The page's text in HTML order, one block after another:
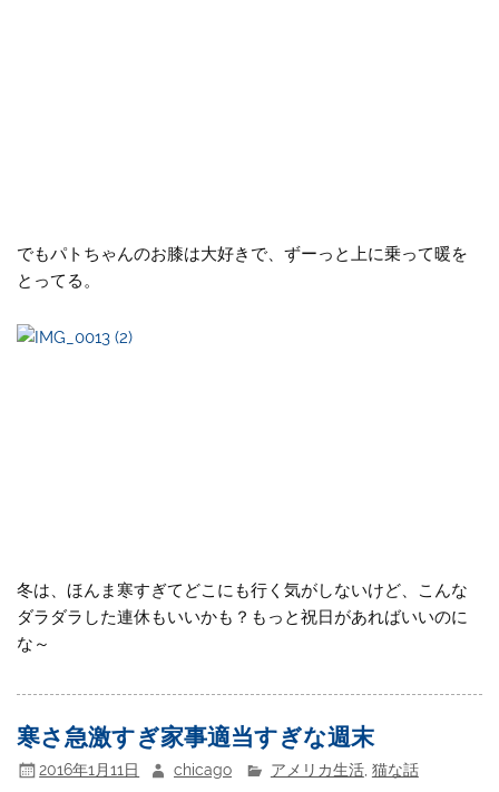
でもパトちゃんのお膝は大好きで、ずーっと上に乗って暖を
とってる。
冬は、ほんま寒すぎてどこにも行く気がしないけど、こんな
ダラダラした連休もいいかも？もっと祝日があればいいのに
な～
寒さ急激すぎ家事適当すぎな週末
2016年1月11日 chicago アメリカ生活, 猫な話